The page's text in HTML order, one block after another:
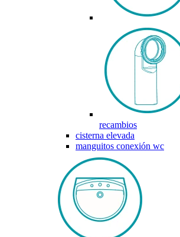
recambios
cisterna elevada
manguitos conexión wc